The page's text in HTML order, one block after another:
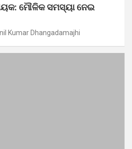
ମୌଳିକ ସମସ୍ୟା ନେଇ
Kumar Dhangadamajhi